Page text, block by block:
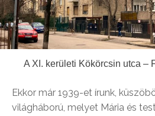
A XI. kerületi Kökörcsin utca –
Ekkor már 1939-et írunk,
világháború, melyet Mária és